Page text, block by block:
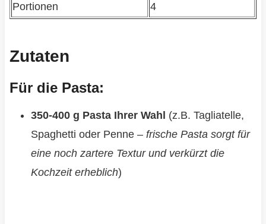
Portionen
4
Zutaten
Für die Pasta:
350-400 g Pasta Ihrer Wahl (z.B. Tagliatelle,
Spaghetti oder Penne – frische Pasta sorgt für
eine noch zartere Textur und verkürzt die
Kochzeit erheblich)